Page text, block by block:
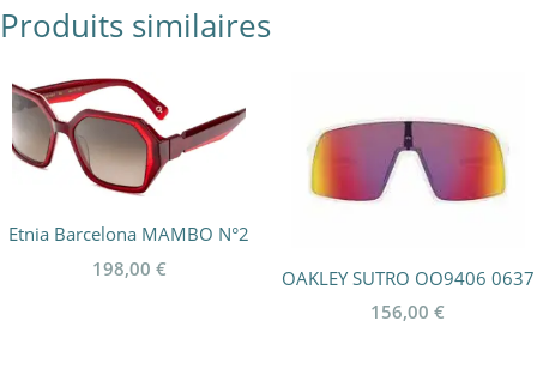
Produits similaires
Etnia Barcelona MAMBO N°2
198,00 € OAKLEY SUTRO OO9406 0637
156,00€